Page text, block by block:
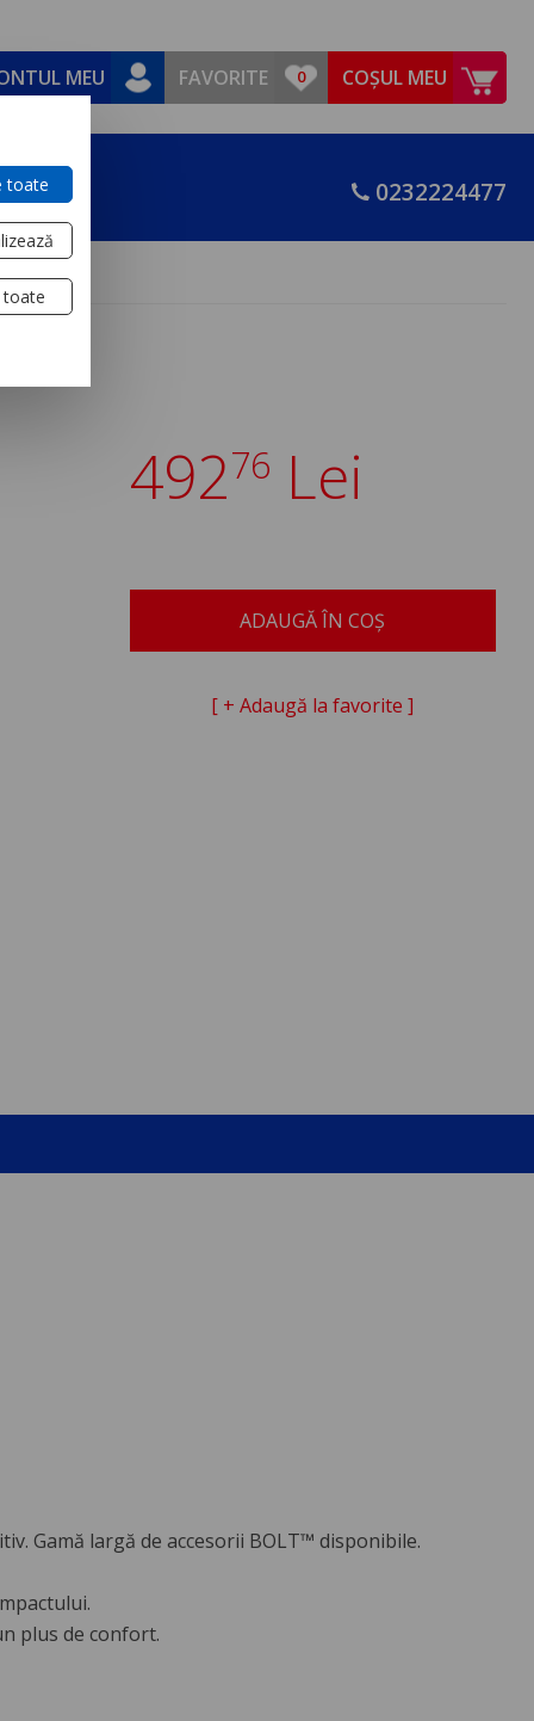
MEU FAVORITE COȘUL MEU
0232224477
49276 Lei
ADAUGĂ ÎN COȘ
[ + Adaugă la favorite ]
Gamă largă de accesorii BOLT™ disponibile.
plus de confort.
toate
toate